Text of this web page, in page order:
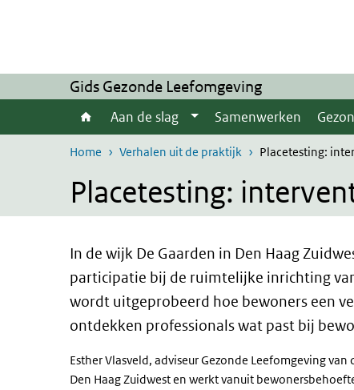
Gids Gezonde Leefomgeving
Aan de slag Samenwerken
Home Verhalen uit de praktijk Placetesting:
Placetesting:
In de wijk De Gaarden in Den Haag
participatie bij de ruimtelijke inrichting
wordt uitgeprobeerd hoe bewoners een
ontdekken professionals wat past bij
Esther Vlasveld, adviseur Gezonde Leefomgeving
Den Haag Zuidwest en werkt vanuit